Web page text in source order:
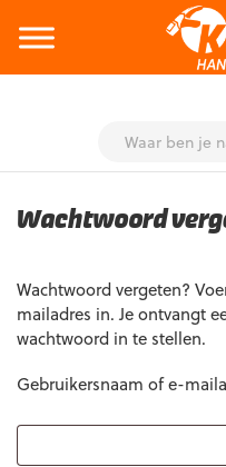
content
Wachtwoord
Wachtwoord vergeten?
mailadres in. Je ontvangt
wachtwoord in te stellen.
Gebruikersnaam of e-